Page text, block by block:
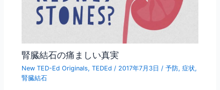
腎臓結石の痛ましい真実
New TED-Ed Originals,TEDEd / 2017年7月3日/予防,症状,
腎臓結石